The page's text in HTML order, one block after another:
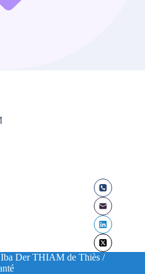
Der THIAM de Thiès /